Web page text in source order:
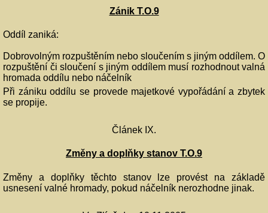
Zánik T.O.9
Oddíl zaniká:
Dobrovolným rozpuštěním nebo sloučením s jiným oddílem. O
rozpuštění či sloučení s jiným oddílem musí rozhodnout valná
hromada oddílu nebo náčelník
Při zániku oddílu se provede majetkové vypořádání a zbytek
se propije.
Článek IX.
Změny a doplňky stanov T.O.9
Změny a doplňky těchto stanov lze provést na základě
usnesení valné hromady, pokud náčelník nerozhodne jinak.